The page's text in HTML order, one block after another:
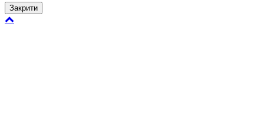
Закрити